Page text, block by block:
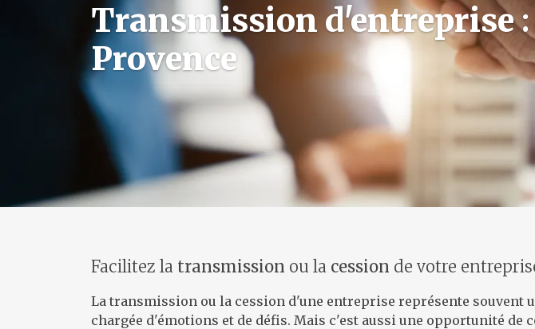
Transmission d'entreprise
Provence
Facilitez la transmission ou la cession de votre
La transmission ou la cession d'une entreprise représente souvent
chargée d'émotions et de défis. Mais c'est aussi une opportunité